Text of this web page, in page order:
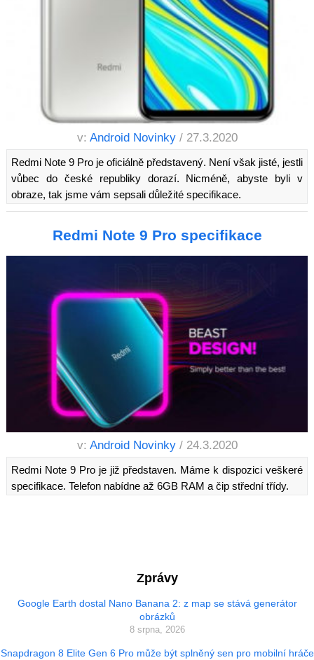
v: Android Novinky / 27.3.2020
Redmi Note 9 Pro je oficiálně představený. Není však jisté, jestli
vůbec do české republiky dorazí. Nicméně, abyste byli v
obraze, tak jsme vám sepsali důležité specifikace.
Redmi Note 9 Pro specifikace
v: Android Novinky / 24.3.2020
Redmi Note 9 Pro je již představen. Máme k dispozici veškeré
specifikace. Telefon nabídne až 6GB RAM a čip střední třídy.
Zprávy
Google Earth dostal Nano Banana 2: z map se stává generátor
obrázků
8 srpna, 2026
Snapdragon 8 Elite Gen 6 Pro může být splněný sen pro mobilní hráče